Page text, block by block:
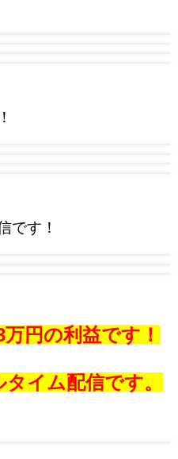
です！
円の利益です！
イム配信です。